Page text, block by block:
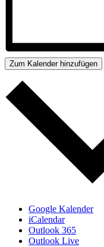
Zum Kalender hinzufügen
Google Kalender
iCalendar
Outlook 365
Outlook Live